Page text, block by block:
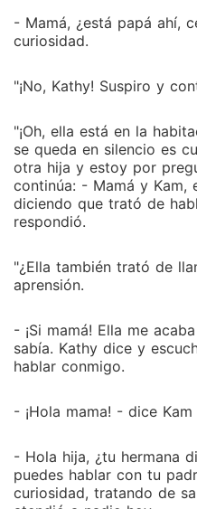
- Mamá, ¿está papá ahí,
curiosidad.
"¡No, Kathy! Suspiro y
"¡Oh, ella está en la
se queda en silencio es
otra hija y estoy por
continúa: - Mamá y Kam,
diciendo que trató de
respondió.
"¿Ella también trató de
aprensión.
- ¡Si mamá! Ella me
sabía. Kathy dice y
hablar conmigo.
- ¡Hola mama! - dice
- Hola hija, ¿tu hermana
puedes hablar con tu
curiosidad, tratando de